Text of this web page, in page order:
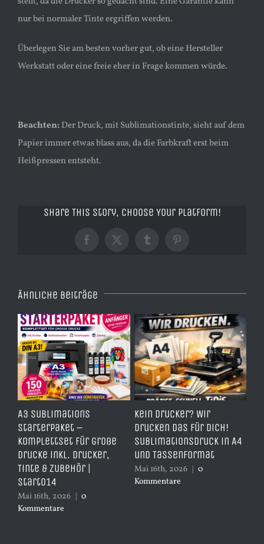
nur bei normaler Tinte ergriffen werden.
Überlegen Sie am besten vorher gut, ob eine Hersteller
Werkstatt oder eine freie eher in Frage kommen würde.
Beachten:Der Druck, mit Sublimationstinte, sieht auf dem
Papier immer etwas blass aus, da die Farbkraft erst beim
Heißpressen entsteht.
Share This Story, Choose Your Platform!
Facebook
X TumblrPinterest
Ähnliche Beiträge
A3 Sublimations
Starterpaket –
Komplettset für große
Drucke inkl. Drucker,
Tinte & Zubehör |
Start014
Mai 16th, 2026
0
Kommentare
Kein Drucker? Wir
drucken das für dich!
Sublimationsdruck in A4
und Tassenformat
Mai 16th, 2026
0
Kommentare